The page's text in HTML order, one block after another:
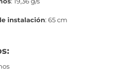
instalación: 65 cm